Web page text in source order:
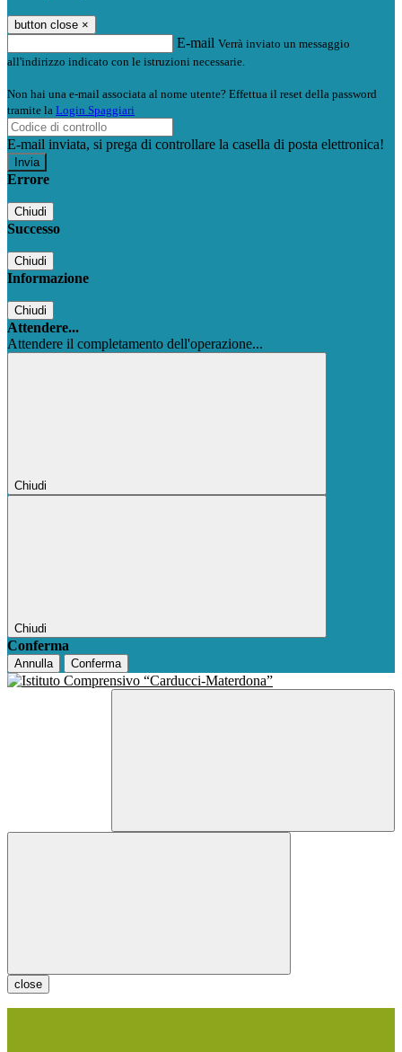
button close ×
E-mail Verrà inviato un messaggio
all'indirizzo indicato con le istruzioni necessarie.
Non hai una e-mail associata al nome utente? Effettua il reset della password
tramite la Login Spaggiari
E-mail inviata, si prega di controllare la casella di posta elettronica!
Errore
Chiudi
Successo
Chiudi
Informazione
Chiudi
Attendere...
Attendere il completamento dell'operazione...
Chiudi
Chiudi
Conferma
Annulla Conferma
close